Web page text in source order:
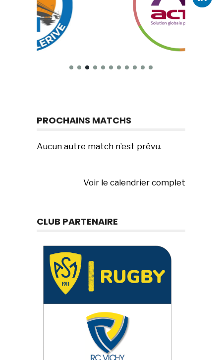
PROCHAINS MATCHS
Aucun autre match n’est prévu.
Voir le calendrier complet
CLUB PARTENAIRE